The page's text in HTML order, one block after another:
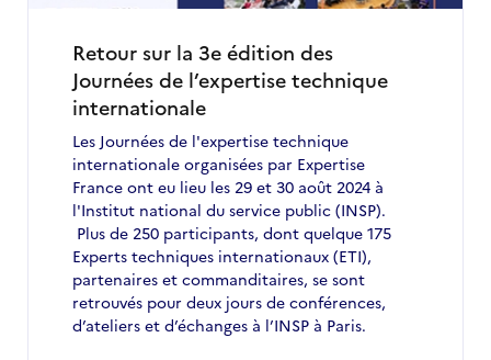
novembre
2024
Retour sur la 3e édition des
Journées de l’expertise technique
internationale
Les Journées de l'expertise technique
internationale organisées par Expertise
France ont eu lieu les 29 et 30 août 2024 à
l'Institut national du service public (INSP).
Plus de 250 participants, dont quelque 175
Experts techniques internationaux (ETI),
partenaires et commanditaires, se sont
retrouvés pour deux jours de conférences,
d’ateliers et d’échanges à l’INSP à Paris.